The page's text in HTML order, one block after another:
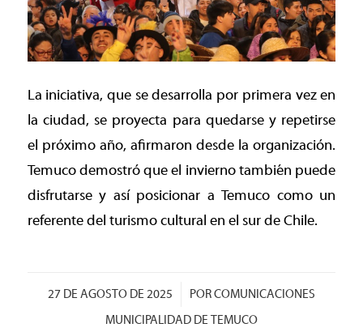
La iniciativa, que se desarrolla por primera vez en
la ciudad, se proyecta para quedarse y repetirse
el próximo año, afirmaron desde la organización.
Temuco demostró que el invierno también puede
disfrutarse y así posicionar a Temuco como un
referente del turismo cultural en el sur de Chile.
27 DE AGOSTO DE 2025
/ PORCOMUNICACIONES
MUNICIPALIDAD DE TEMUCO